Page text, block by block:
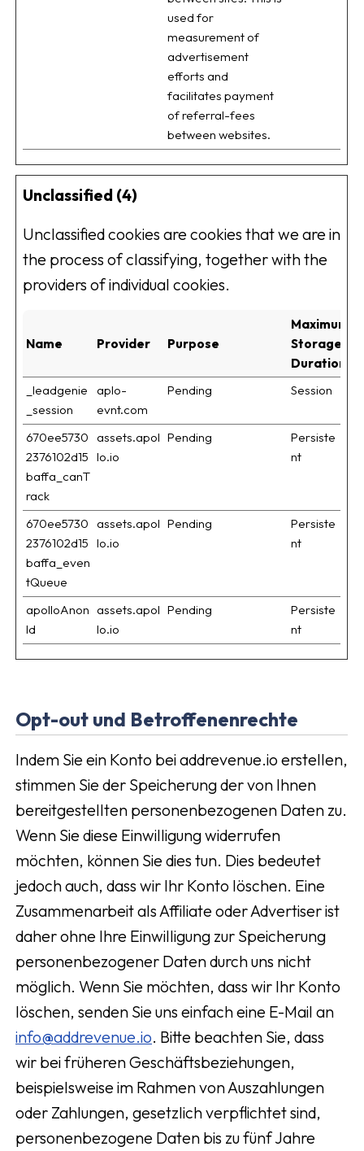
used for
measurement of
advertisement
efforts and
facilitates payment
of referral-fees
between websites.
Unclassified (4)
Unclassified cookies are cookies that we are in
the process of classifying, together with the
providers of individual cookies.
Name Provider Purpose
Maximum
Storage
Duration
_leadgenie
_session
aplo-
evnt.com
Pending Session
670ee5730
2376102d15
baffa_canT
rack
assets.apol
lo.io
Pending
Persiste
nt
670ee5730
2376102d15
baffa_even
tQueue
assets.apol
lo.io
Pending
Persiste
nt
apolloAnon
Id
assets.apol
lo.io
Pending
Persiste
nt
Opt-out und Betroffenenrechte
Indem Sie ein Konto bei addrevenue.io erstellen,
stimmen Sie der Speicherung der von Ihnen
bereitgestellten personenbezogenen Daten zu.
Wenn Sie diese Einwilligung widerrufen
möchten, können Sie dies tun. Dies bedeutet
jedoch auch, dass wir Ihr Konto löschen. Eine
Zusammenarbeit als Affiliate oder Advertiser ist
daher ohne Ihre Einwilligung zur Speicherung
personenbezogener Daten durch uns nicht
möglich. Wenn Sie möchten, dass wir Ihr Konto
löschen, senden Sie uns einfach eine E-Mail an
info@addrevenue.io. Bitte beachten Sie, dass
wir bei früheren Geschäftsbeziehungen,
beispielsweise im Rahmen von Auszahlungen
oder Zahlungen, gesetzlich verpflichtet sind,
personenbezogene Daten bis zu fünf Jahre